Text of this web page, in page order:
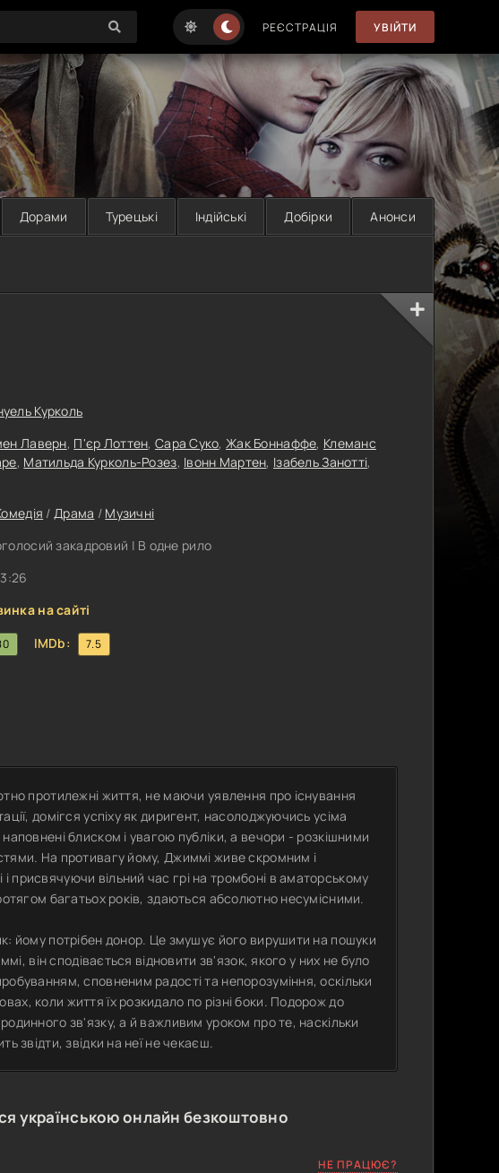
РЕЄСТРАЦІЯ УВІЙТИ
Дорами Турецькі Індійські Добірки Анонси
Курколь
Лаверн, П'єр Лоттен, Сара Суко,Жак Боннаффе, Клеманс
, Матильда Курколь-Розез, Івонн Мартен, Ізабель Занотті,
/Драма / Музичні
закадровий | В одне рило
на сайті
IMDb: 7.5
протилежні життя, не маючи уявлення про існування
домігся успіху як диригент, насолоджуючись усіма
блиском і увагою публіки, а вечори - розкішними
На противагу йому, Джиммі живе скромним і
вільний час грі на тромбоні в аматорському
багатьох років, здаються абсолютно несумісними.
йому потрібен донор. Це змушує його вирушити на пошуки
він сподівається відновити зв'язок, якого у них не було
сповненим радості та непорозуміння, оскільки
коли життя їх розкидало по різні боки. Подорож до
зв'язку, а й важливим уроком про те, наскільки
звідти, звідки на неї не чекаєш.
українською онлайн безкоштовно
НЕ ПРАЦЮЄ?